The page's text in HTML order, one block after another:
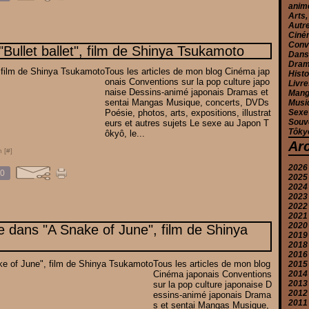
ballet", film de Shinya Tsukamoto
Tous les articles de mon blog Cinéma jap
onais Conventions sur la pop culture japo
naise Dessins-animé japonais Dramas et
sentai Mangas Musique, concerts, DVDs
Poésie, photos, arts, expositions, illustrat
eurs et autres sujets Le sexe au Japon T
ôkyô, le...
[#]
0
dans "A Snake of June", film de Shinya
Tous les articles de mon blog
Cinéma japonais Conventions
sur la pop culture japonaise D
essins-animé japonais Drama
s et sentai Mangas Musique,
Arts,
Sexe
2026
2025
2024
2023
2022
2021
2020
2019
2018
2016
2015
2014
2013
2012
2011